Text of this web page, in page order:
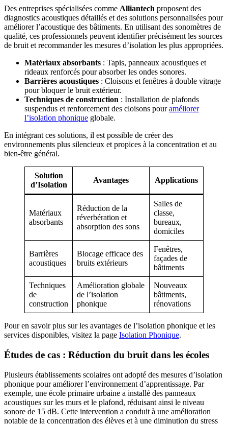
Des entreprises spécialisées comme Alliantech proposent des
diagnostics acoustiques détaillés et des solutions personnalisées pour
améliorer l’acoustique des bâtiments. En utilisant des sonomètres de
qualité, ces professionnels peuvent identifier précisément les sources
de bruit et recommander les mesures d’isolation les plus appropriées.
Matériaux absorbants : Tapis, panneaux acoustiques et
rideaux renforcés pour absorber les ondes sonores.
Barrières acoustiques : Cloisons et fenêtres à double vitrage
pour bloquer le bruit extérieur.
Techniques de construction : Installation de plafonds
suspendus et renforcement des cloisons pouraméliorer
l’isolation phonique globale.
En intégrant ces solutions, il est possible de créer des
environnements plus silencieux et propices à la concentration et au
bien-être général.
Solution
d’Isolation
Avantages Applications
Matériaux
absorbants
Réduction de la
réverbération et
absorption des sons
Salles de
classe,
bureaux,
domiciles
Barrières
acoustiques
Blocage efficace des
bruits extérieurs
Fenêtres,
façades de
bâtiments
Techniques
de
construction
Amélioration globale
de l’isolation
phonique
Nouveaux
bâtiments,
rénovations
Pour en savoir plus sur les avantages de l’isolation phonique et les
services disponibles, visitez la page Isolation Phonique.
Études de cas : Réduction du bruit dans les écoles
Plusieurs établissements scolaires ont adopté des mesures d’isolation
phonique pour améliorer l’environnement d’apprentissage. Par
exemple, une école primaire urbaine a installé des panneaux
acoustiques sur les murs et le plafond, réduisant ainsi le niveau
sonore de 15 dB. Cette intervention a conduit à une amélioration
notable de la concentration des élèves et à une diminution du stress